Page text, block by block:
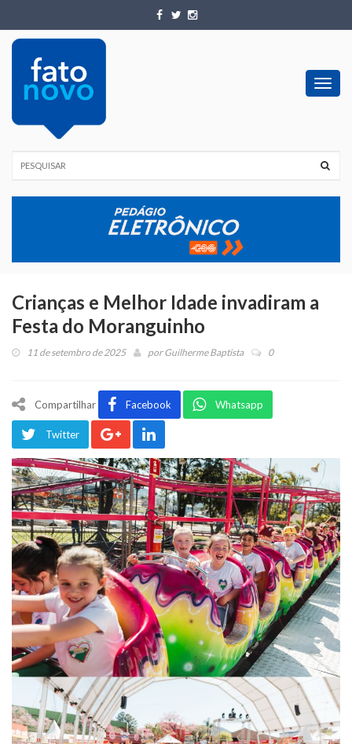
Crianças e Melhor Idade invadiram a
Festa do Moranguinho
11 de setembro de 2025 porGuilherme Baptista 0
Compartilhar Facebook Whatsapp
Twitter